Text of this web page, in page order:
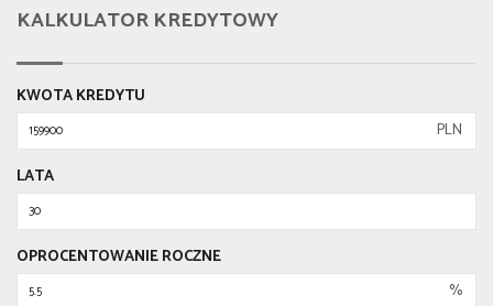
KALKULATOR KREDYTOWY
KWOTA KREDYTU
PLN
LATA
OPROCENTOWANIE ROCZNE
%